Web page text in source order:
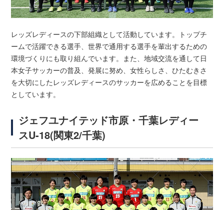
レッズレディースの下部組織として活動しています。トップチ
ームで活躍できる選手、世界で通用する選手を輩出するための
環境づくりにも取り組んでいます。また、地域交流を通して日
本女子サッカーの普及、発展に努め、女性らしさ、ひたむきさ
を大切にしたレッズレディースのサッカーを広めることを目標
としています。
ジェフユナイテッド市原・千葉レディー
スU-18(関東2/千葉)